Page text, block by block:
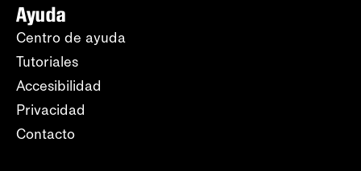
Ayuda
Centro de ayuda
Tutoriales
Accesibilidad
Privacidad
Contacto